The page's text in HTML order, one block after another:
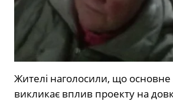
Жителі наголосили, що
викликає вплив проекту на